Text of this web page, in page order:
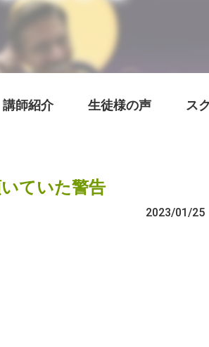
講師紹介 生徒様の声 ス
ていた警告
2023/01/25